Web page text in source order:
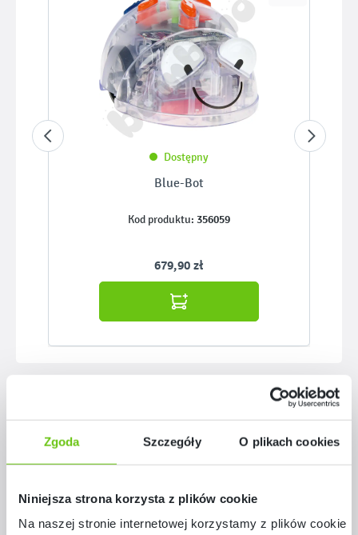
Zgoda Szczegóły O plikach cookies
Niniejsza strona korzysta z plików cookie
Na naszej stronie internetowej korzystamy z plików cookie:
Dostępny
Blue-Bot
Kod produktu: 356059
679,90 zł